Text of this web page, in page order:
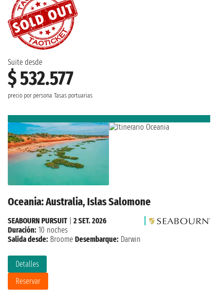
Suite desde
$ 532.577
precio por persona Tasas portuarias
Oceania: Australia, Islas Salomone
Detalles
Reservar
SEABOURN PURSUIT| 2 SET. 2026
Duración: 10 noches
Salida desde: Broome Desembarque: Darwin